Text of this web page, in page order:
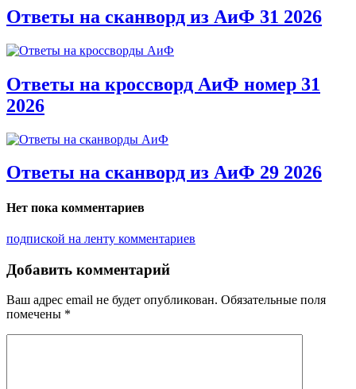
Ответы на сканворд из АиФ 31 2026
Ответы на кроссворд АиФ номер 31
2026
Ответы на сканворд из АиФ 29 2026
Нет пока комментариев
подпиской на ленту комментариев
Добавить комментарий
Ваш адрес email не будет опубликован. Обязательные поля
помечены *